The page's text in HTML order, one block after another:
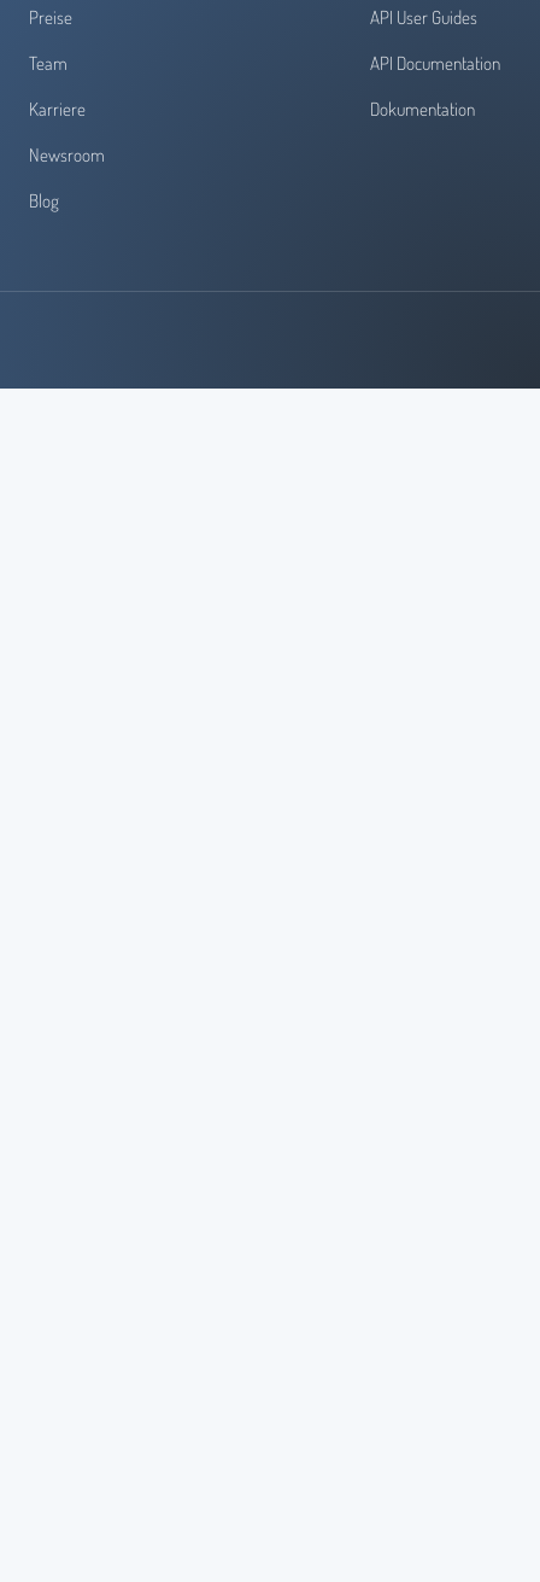
Preise
Team
Karriere
Newsroom
Blog
API User Guides
API Documentation
Dokumentation